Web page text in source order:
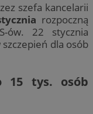
szefa kancelarii
rozpoczną
ów. 22 stycznia
dla osób
15 tys. osób